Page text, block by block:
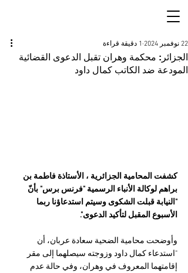
الجزائر: محكمة وهران تقبل الدعوى القضائية
المودعة ضد الكاتب كمال داود
22 نوفمبر 2024 1 دقيقة قراءة
كشفت المحامية الجزائرية ، الأستاذة فاطمة بن
براهم لوكالة الأنباء الرسمية "فرنس برس" بأنّ
"النيابة قبلت الشكوى وسيتم استدعاؤنا ربما
الأسبوع المقبل لتأكيد الدعوى".
وأوضحت محامية الضحية سعادة عربان، أن
"استدعاء كمال داود وزوجته سيصلهما إلى مقر
إقامتهما المعروف في وهران، وفي حالة عدم